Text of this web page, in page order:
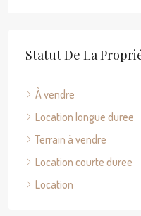
Statut De La
À vendre
Location longue duree
Terrain à vendre
Location courte duree
Location